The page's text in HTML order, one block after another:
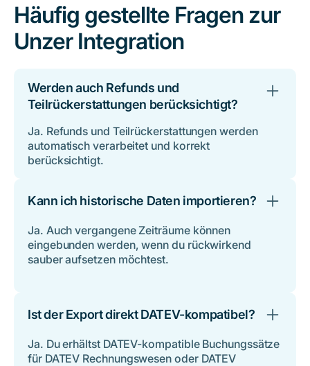
Häufig gestellte Fragen zur
Unzer Integration
Werden auch Refunds und
Teilrückerstattungen berücksichtigt?
Ja. Refunds und Teilrückerstattungen werden
automatisch verarbeitet und korrekt
berücksichtigt.
Kann ich historische Daten importieren?
Ja. Auch vergangene Zeiträume können
eingebunden werden, wenn du rückwirkend
sauber aufsetzen möchtest.
Ist der Export direkt DATEV-kompatibel?
Ja. Du erhältst DATEV-kompatible Buchungssätze
für DATEV Rechnungswesen oder DATEV